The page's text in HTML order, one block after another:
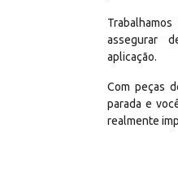
assegurar
aplicação.
Com peças
parada e
realmente